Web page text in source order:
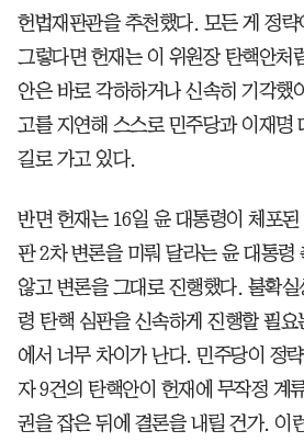
헌법재판관을 추천했다. 모든 게 정
그렇다면 헌재는 이 위원장 탄핵안처
안은 바로 각하하거나 신속히 기각했
고를 지연해 스스로 민주당과 이재명
길로 가고 있다.
반면 헌재는 16일 윤 대통령이 체포
판 2차 변론을 미뤄 달라는 윤 대통령
않고 변론을 그대로 진행했다. 불확
령 탄핵 심판을 신속하게 진행할 필
에서 너무 차이가 난다. 민주당이 정
자 9건의 탄핵안이 헌재에 무작정 계
권을 잡은 뒤에 결론을 내릴 건가. 이